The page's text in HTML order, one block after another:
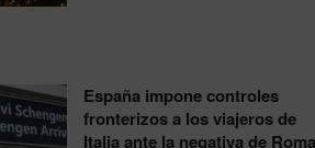
España impone controles
fronterizos a los viajeros de
Italia ante la negativa de Roma